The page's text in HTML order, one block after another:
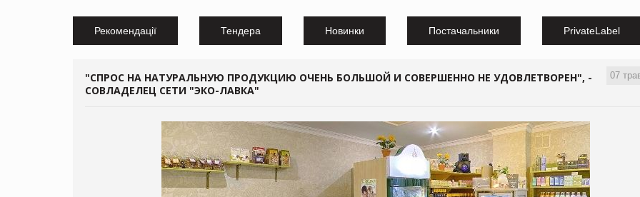
Рекомендації Тендера Новинки Постачальники PrivateLabel
07
"СПРОС НА НАТУРАЛЬНУЮ ПРОДУКЦИЮ ОЧЕНЬ БОЛЬШОЙ И СОВЕРШЕННО НЕ УДОВЛЕТВОРЕН", -
СОВЛАДЕЛЕЦ СЕТИ "ЭКО-ЛАВКА"